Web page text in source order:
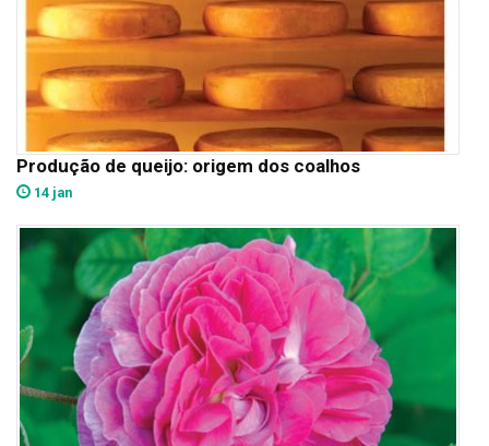
Produção de queijo: origem dos coalhos
14 jan